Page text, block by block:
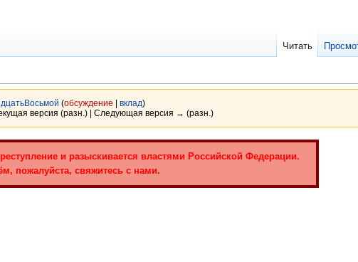
(обсуждение вклад)
версия (разн.) | Следующая версия → (разн.)
и разыскивается властями Российской Федерации.
пожалуйста, свяжитесь с нами.
Читать